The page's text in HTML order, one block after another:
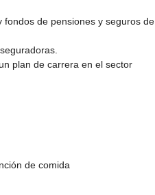
de pensiones y seguros de
plan de carrera en el sector
de comida